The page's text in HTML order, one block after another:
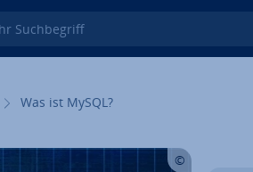
Such­be­griff
Was ist MySQL?